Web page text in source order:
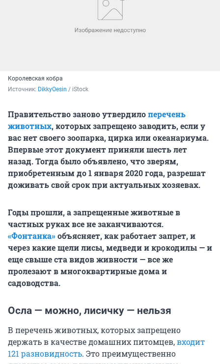
Королевская кобра
Источник: DikkyOesin / iStock
Правительство заново утвердилоперечень
животных, которых запрещено заводить, если у
вас нет своего зоопарка, цирка или океанариума.
Впервые этот документ приняли шесть лет
назад. Тогда было объявлено, что зверям,
приобретенным до 1 января 2020 года, разрешат
доживать свой срок при актуальных хозяевах.
Годы прошли, а запрещенные животные в
частных руках все не заканчиваются.
«Фонтанка»объясняет, как работает запрет, и
через какие щели лисы, медведи и крокодилы — и
еще свыше ста видов живности — все же
пролезают в многоквартирные дома и
садоводства.
Осла — можно, лисичку — нельзя
В перечень животных, которых запрещено
держать в качестве домашних питомцев,входит
121 разновидность. Это преимущественно